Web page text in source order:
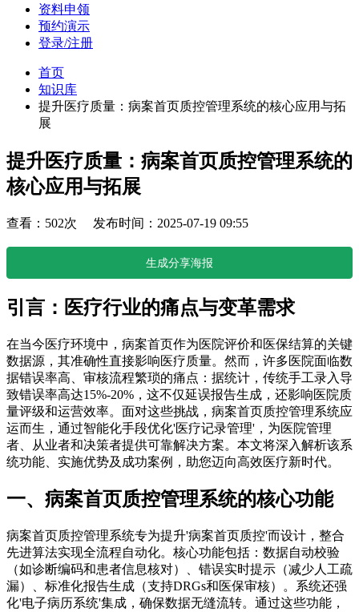
资料申领
预约演示
登录/注册
首页
知识库
提升医疗质量：病案首页质控管理系统的核心应用与拓
展
提升医疗质量：病案首页质控管理系统的
核心应用与拓展
查看：502次 发布时间：2025-07-19 09:55
生成分享海报
引言：医疗行业的痛点与变革需求
在当今医疗环境中，病案首页作为医院评价和医保结算的关键
数据源，其准确性直接影响医疗质量。然而，许多医院面临数
据错误率高、审核流程繁琐的痛点：据统计，传统手工录入导
致错误率高达15%-20%，这不仅延误报告生成，还影响医院质
量评级和运营效率。面对这些挑战，病案首页质控管理系统应
运而生，通过智能化手段优化'医疗记录管理'，为医院管理
者、从业者和决策者提供可靠解决方案。本文将深入解析该系
统功能、实施优势及成功案例，助您迈向高效医疗新时代。
一、病案首页质控管理系统的核心功能
病案首页质控管理系统专为提升'病案首页质控'而设计，整合
先进算法实现全流程自动化。核心功能包括：数据自动校验
（如诊断编码和患者信息核对）、错误实时提示（减少人工疏
漏）、标准化报告生成（支持DRGs和医保审核）。系统还强
化'电子病历系统'集成，确保数据无缝流转。通过这些功能，